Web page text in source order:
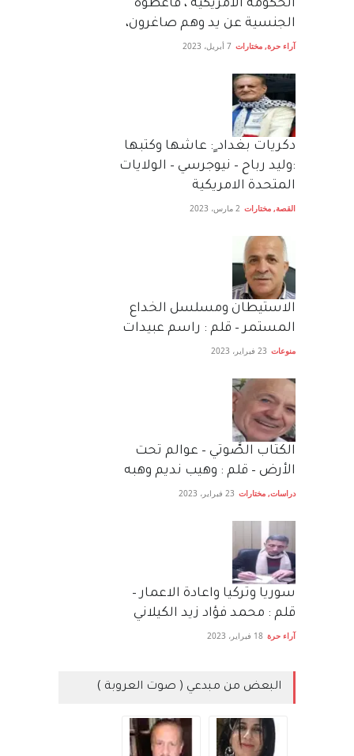
الحكومة الأمريكية ، فأعطوه
الجنسية عن يد وهم صاغرون،
آراء حرة, مختارات 7 أبريل، 2023
دكريات بغداد ٍ: عاشها وكتبها
:وليد رباح – نيوجرسي – الولايات
المتحدة الامريكية
القصة, مختارات 2 مارس، 2023
الاستيطان ومسلسل الخداع
المستمر – قلم : راسم عبيدات
منوعات 23 فبراير، 2023
الكتاب الصَّوتي – عوالم تحت
الأرض – قلم : وهيب نديم وهبه
دراسات, مختارات 23 فبراير، 2023
سوريا وتركيا واعادة الاعمار –
قلم : محمد فؤاد زيد الكيلاني
آراء حرة 18 فبراير، 2023
البعض من مبدعي ( صوت العروبة )